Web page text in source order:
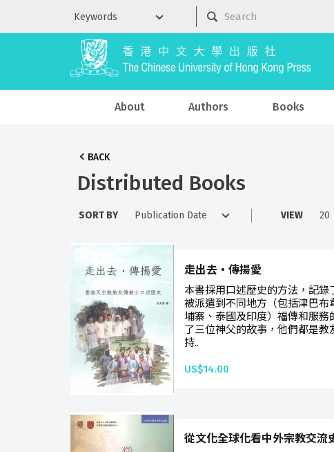
About Authors Books
BACK
Distributed Books
SORT BY VIEW
走出去‧傳揚愛
本書採用口述歷史的方法，記錄
被派遣到不同地方（包括津巴布
埔寨、泰國及印度）福傳和服
了三位神父的故事，他們都是教
持..
US$14.00
從文化全球化看中外宗教交流